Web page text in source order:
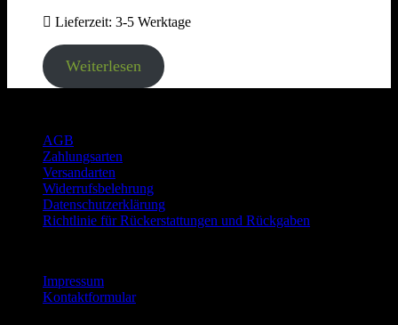
Lieferzeit: 3-5 Werktage
Weiterlesen
AGB
Zahlungsarten
Versandarten
Widerrufsbelehrung
Datenschutzerklärung
Richtlinie für Rückerstattungen und Rückgaben
Impressum
Kontaktformular